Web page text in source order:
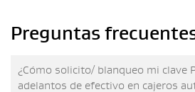
Preguntas
¿Cómo solicito/ blanqueo mi clave
adelantos de efectivo en cajeros